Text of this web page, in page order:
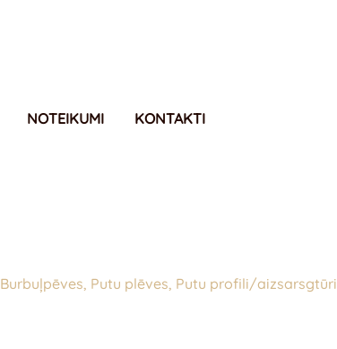
NOTEIKUMI KONTAKTI
Burbuļpēves, Putu plēves, Putu profili/aizsarsgtūri